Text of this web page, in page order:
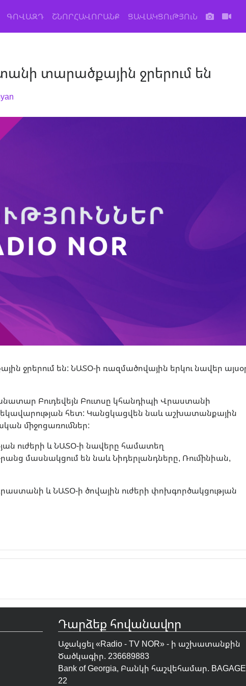
ԳՈՎԱԶԴ ՇՆՈՐՀԱՎՈՐԱՆՔ ՑԱՎԱԿՑՈւԹՅՈւՆ
տարածքային ջրերում են
ջրերում են: ՆԱՏՕ-ի ռազմածովային երկու նավեր
Բուդեվեյն Բուտսը կհանդիպի Վրաստանի
հետ: Կանցկացվեն նաև աշխատանքային
միջոցառումներ:
ուժերի և ՆԱՏՕ-ի նավերը համատեղ
մասնակցում են նաև Նիդերլանդները, Ռումինիան,
և ՆԱՏՕ-ի ծովային ուժերի փոխգործակցության
Դարձեք հովանավոր
Աջակցել «Radio - TV NOR» - ի աշխատանքին
Ծածկագիր. 236689883
Bank of Georgia, Բանկի հաշվեհամար. BAGAGE
22